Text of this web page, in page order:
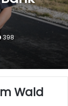
398
Wald